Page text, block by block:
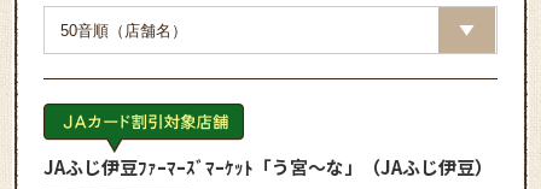
JAふじ伊豆ﾌｧｰﾏｰｽﾞﾏｰｹｯﾄ「う宮～な」 （JAふじ伊豆）